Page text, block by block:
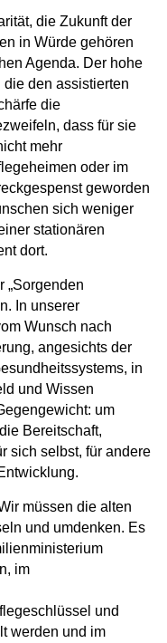
die Zukunft der
in Würde gehören
Agenda. Der hohe
den assistierten
die
dass für sie
mehr
oder im
geworden
sich weniger
stationären
dort.
„Sorgenden
In unserer
Wunsch nach
angesichts der
in
und Wissen
um
Bereitschaft,
sich selbst, für andere
müssen die alten
und umdenken. Es
im
und
werden und im